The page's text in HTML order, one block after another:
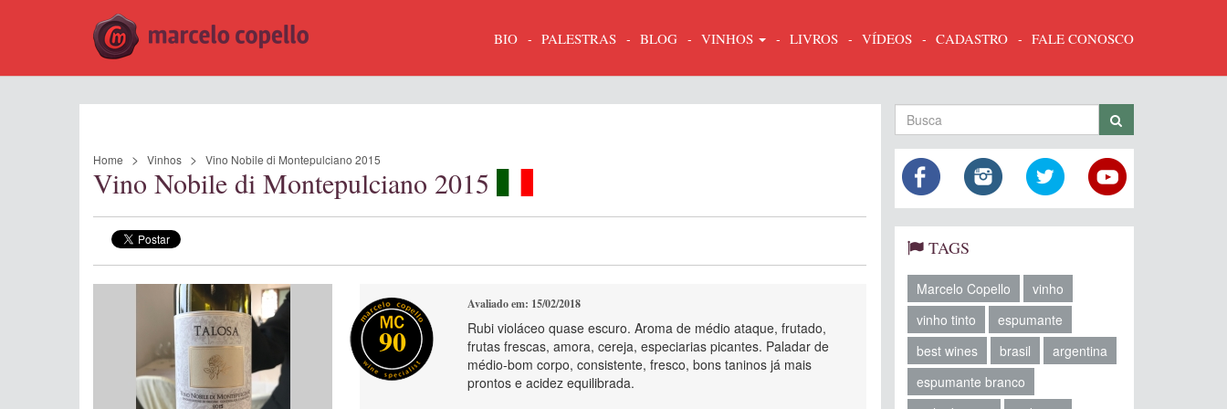
BIO PALESTRAS BLOG VINHOS LIVROS VÍDEOS CADASTRO FALE CONOSCO
Home Vinhos Vino Nobile di Montepulciano 2015
Vino Nobile di Montepulciano 2015
90
Avaliado em: 15/02/2018
Rubi violáceo quase escuro. Aroma de médio ataque, frutado,
frutas frescas, amora, cereja, especiarias picantes. Paladar de
médio-bom corpo, consistente, fresco, bons taninos já mais
prontos e acidez equilibrada.
TAGS
Marcelo Copello
vinho
vinho tinto
espumante
best wines
brasil
argentina
espumante branco